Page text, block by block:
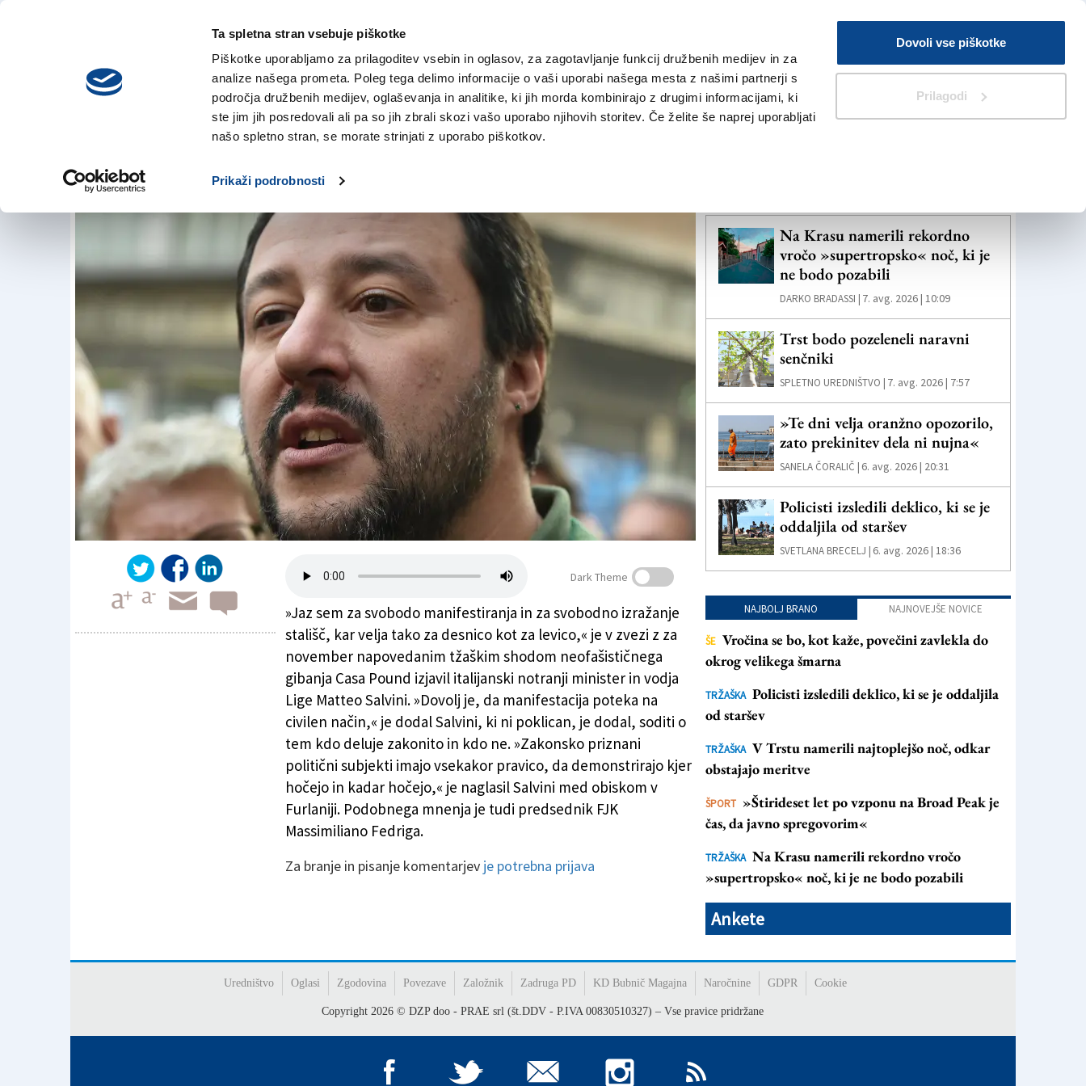
Ta spletna stran vsebuje piškotke
Piškotke uporabljamo za prilagoditev vsebin in oglasov, za zagotavljanje funkcij družbenih medijev in za
analize našega prometa. Poleg tega delimo informacije o vaši uporabi našega mesta z našimi partnerji s
področja družbenih medijev, oglaševanja in analitike, ki jih morda kombinirajo z drugimi informacijami, ki
ste jim jih posredovali ali pa so jih zbrali skozi vašo uporabo njihovih storitev. Če želite še naprej uporabljati
našo spletno stran, se morate strinjati z uporabo piškotkov.
Prikaži podrobnosti
Dovoli vse piškotke
Prilagodi
petek,
7. avgusta 2026
V Kioskih
Iskanje
NOVICE TRŽAŠKA GORIŠKA KULTURA ŠPORT ŠE
Salvini nima nič proti Casa Pound
24. sep. 2018 | 16:13
Salvini nima nič proti Casa Pound
Dark Theme
»Jaz sem za svobodo manifestiranja in za svobodno izražanje
stališč, kar velja tako za desnico kot za levico,« je v zvezi z za
november napovedanim tžaškim shodom neofašističnega
gibanja Casa Pound izjavil italijanski notranji minister in vodja
Lige Matteo Salvini. »Dovolj je, da manifestacija poteka na
civilen način,« je dodal Salvini, ki ni poklican, je dodal, soditi o
tem kdo deluje zakonito in kdo ne. »Zakonsko priznani
politični subjekti imajo vsekakor pravico, da demonstrirajo kjer
hočejo in kadar hočejo,« je naglasil Salvini med obiskom v
Furlaniji. Podobnega mnenja je tudi predsednik FJK
Massimiliano Fedriga.
Za branje in pisanje komentarjev je potrebna prijava
Na Krasu namerili rekordno
vročo »supertropsko« noč, ki je
ne bodo pozabili
DARKO BRADASSI | 7. avg. 2026 | 10:09
Trst bodo pozeleneli naravni
senčniki
SPLETNO UREDNIŠTVO | 7. avg. 2026 | 7:57
»Te dni velja oranžno opozorilo,
zato prekinitev dela ni nujna«
SANELA ČORALIČ | 6. avg. 2026 | 20:31
Policisti izsledili deklico, ki se je
oddaljila od staršev
SVETLANA BRECELJ | 6. avg. 2026 | 18:36
NAJBOLJ BRANO NAJNOVEJŠE NOVICE
ŠE Vročina se bo, kot kaže, povečini zavlekla do
okrog velikega šmarna
TRŽAŠKA Policisti izsledili deklico, ki se je oddaljila
od staršev
TRŽAŠKA V Trstu namerili najtoplejšo noč, odkar
obstajajo meritve
ŠPORT »Štirideset let po vzponu na Broad Peak je
čas, da javno spregovorim«
TRŽAŠKA Na Krasu namerili rekordno vročo
»supertropsko« noč, ki je ne bodo pozabili
Ankete
Uredništvo Oglasi Zgodovina Povezave Založnik Zadruga PD KD Bubnič Magajna Naročnine GDPR Cookie
Copyright2026 © DZP doo - PRAE srl (št.DDV - P.IVA 00830510327) – Vse pravice pridržane